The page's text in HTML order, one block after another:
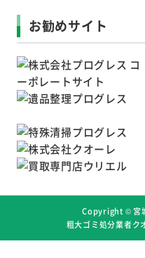
お勧めサイト
Copyright ©宮
粗大ゴミ処分業者ク